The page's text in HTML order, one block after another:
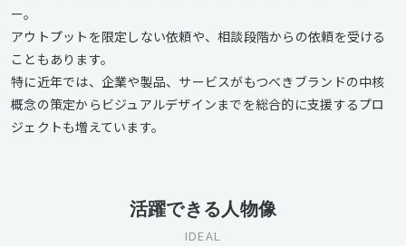
ー。
アウトプットを限定しない依頼や、相談段階からの依頼を受ける
こともあります。
特に近年では、企業や製品、サービスがもつべきブランドの中核
概念の策定からビジュアルデザインまでを総合的に支援するプロ
ジェクトも増えています。
活躍できる人物像
IDEAL